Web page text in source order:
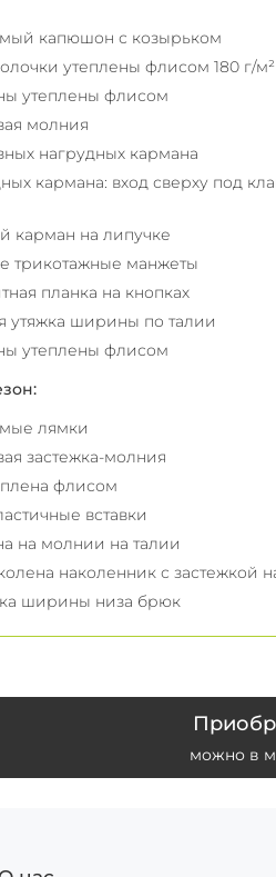
капюшон с козырьком
утеплены флисом 180 г/м²
утеплены флисом
молния
нагрудных кармана
кармана: вход сверху под
карман на липучке
трикотажные манжеты
планка на кнопках
утяжка ширины по талии
утеплены флисом
лямки
застежка-молния
флисом
вставки
на молнии на талии
наколенник с застежкой
ширины низа брюк
можно в